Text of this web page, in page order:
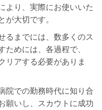
より、実際にお使いいた
が大切です。
るまでには、数多くのス
ためには、各過程で、
リアする必要がありま
院での勤務時代に知り合
願いし、スカウトに成功